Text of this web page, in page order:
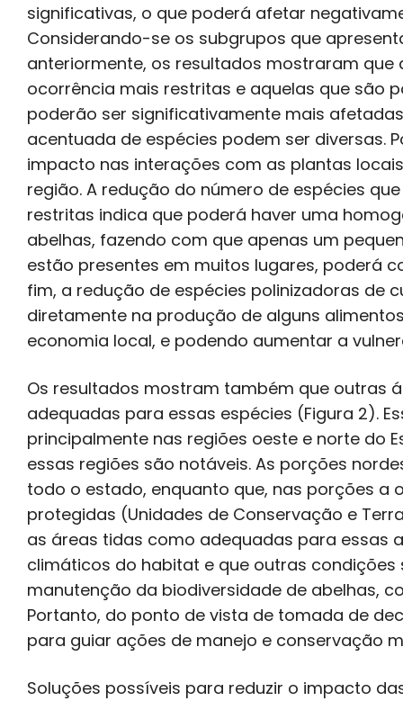
significativas, o que poderá afetar
Considerando-se os subgrupos que
anteriormente, os resultados mostraram
ocorrência mais restritas e aquelas que são
poderão ser significativamente mais
acentuada de espécies podem ser diversas.
impacto nas interações com as plantas
região. A redução do número de espécies
restritas indica que poderá haver uma
abelhas, fazendo com que apenas um
estão presentes em muitos lugares, poderá
fim, a redução de espécies polinizadoras de
diretamente na produção de alguns
economia local, e podendo aumentar a
Os resultados mostram também que outras
adequadas para essas espécies (Figura 2).
principalmente nas regiões oeste e norte do
essas regiões são notáveis. As porções
todo o estado, enquanto que, nas porções a
protegidas (Unidades de Conservação e
as áreas tidas como adequadas para essas
climáticos do habitat e que outras
manutenção da biodiversidade de abelhas,
Portanto, do ponto de vista de tomada de
para guiar ações de manejo e conservação
Soluções possíveis para reduzir o impacto